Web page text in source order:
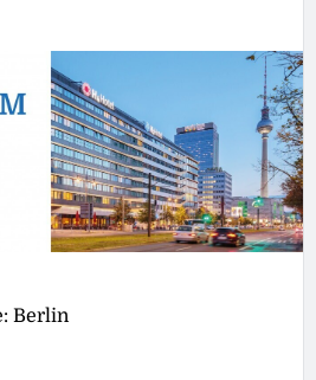
Berlin